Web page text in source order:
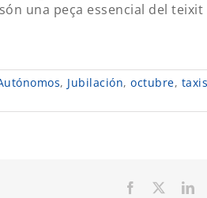
una peça essencial del teixit
, Jubilación, octubre,
Facebook